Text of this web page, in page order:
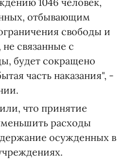
отбывающим
свободы и
не связанные с
будет сокращено
часть наказания", -
что принятие
расходы
осужденных в